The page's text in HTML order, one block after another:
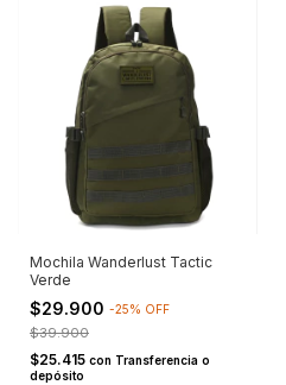
Mochila Wanderlust Tactic
Verde
$29.900 -25% OFF
$39.900
$25.415 con Transferencia o
depósito